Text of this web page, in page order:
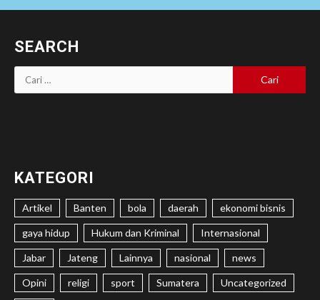
SEARCH
Cari
untuk:
KATEGORI
Artikel Banten bola daerah ekonomi bisnis
gaya hidup Hukum dan Kriminal Internasional
Jabar Jateng Lainnya nasional news
Opini religi sport Sumatera Uncategorized